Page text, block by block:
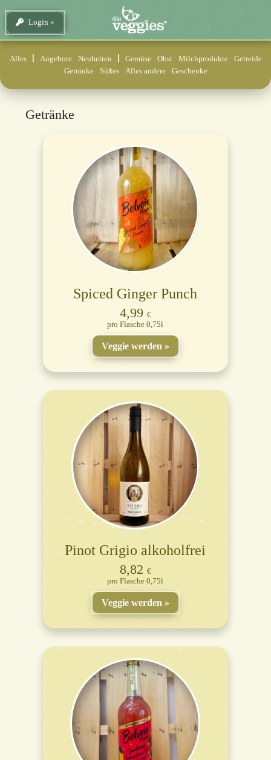
Login
Alles Angebote Neuheiten Gemüse Obst Milchprodukte
Getreide
Getränke
Süßes Alles andere Geschenke
Getränke
Spiced Ginger Punch
4,99 €
Flasche 0,75l
Veggie werden
Pinot Grigio alkoholfrei
8,82 €
Flasche 0,75l
Veggie werden